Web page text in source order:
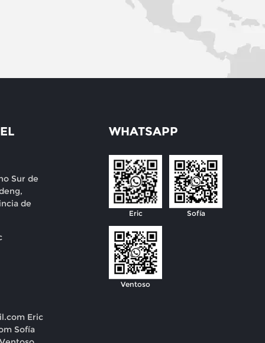
Sur de
de
Eric
Sofía
WHATSAPP
Eric Sofía
Ventoso